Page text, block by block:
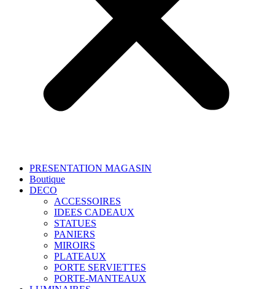
PRESENTATION MAGASIN
Boutique
DECO
ACCESSOIRES
IDEES CADEAUX
STATUES
PANIERS
MIROIRS
PLATEAUX
PORTE SERVIETTES
PORTE-MANTEAUX